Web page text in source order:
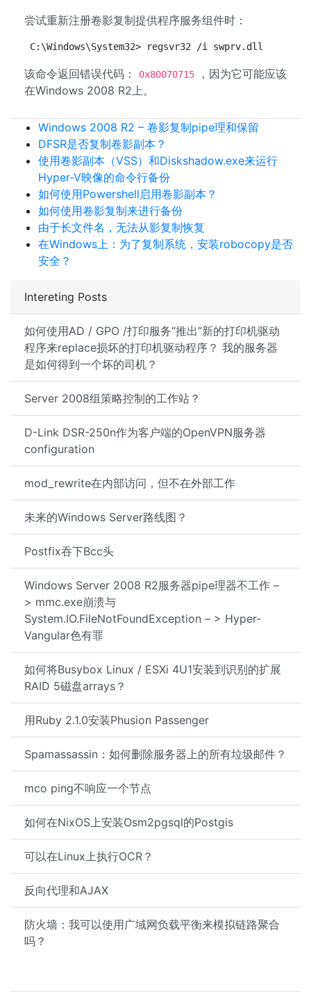
Intereting Posts
如何使用AD / GPO /打印服务“推出”新的打印机驱动
程序来replace损坏的打印机驱动程序？ 我的服务器
是如何得到一个坏的司机？
Server 2008组策略控制的工作站？
D-Link DSR-250n作为客户端的OpenVPN服务器
configuration
mod_rewrite在内部访问，但不在外部工作
未来的Windows Server路线图？
Postfix吞下Bcc头
Windows Server 2008 R2服务器pipe理器不工作 –
> mmc.exe崩溃与
System.IO.FileNotFoundException – > Hyper-
Vangular色有罪
如何将Busybox Linux / ESXi 4U1安装到识别的扩展
RAID 5磁盘arrays？
用Ruby 2.1.0安装Phusion Passenger
Spamassassin：如何删除服务器上的所有垃圾邮件？
mco ping不响应一个节点
如何在NixOS上安装Osm2pgsql的Postgis
可以在Linux上执行OCR？
反向代理和AJAX
防火墙：我可以使用广域网负载平衡来模拟链路聚合
吗？
尝试重新注册卷影复制提供程序服务组件时：
C:\Windows\System32> regsvr32 /i swprv.dll
该命令返回错误代码： 0x80070715
，因为它可能应该
在Windows 2008 R2上。
Windows 2008 R2 – 卷影复制pipe理和保留
DFSR是否复制卷影副本？
使用卷影副本（VSS）和Diskshadow.exe来运行
Hyper-V映像的命令行备份
如何使用Powershell启用卷影副本？
如何使用卷影复制来进行备份
由于长文件名，无法从影复制恢复
在Windows上：为了复制系统，安装robocopy是否
安全？